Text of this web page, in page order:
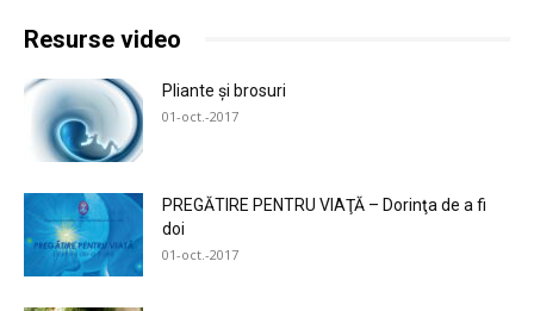
Resurse video
Pliante și brosuri
01-oct.-2017
PREGĂTIRE PENTRU VIAŢĂ – Dorinţa de a fi
doi
01-oct.-2017